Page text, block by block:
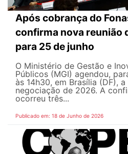
Após cobrança do
confirma nova reunião
para 25 de junho
O Ministério de Gestão e
Públicos (MGI) agendou,
às 14h30, em Brasília (DF),
negociação de 2026. A
ocorreu três...
Publicado em: 18 de Junho de 2026